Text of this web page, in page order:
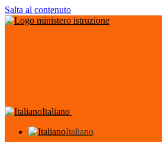
Salta al contenuto
Italiano
Italiano